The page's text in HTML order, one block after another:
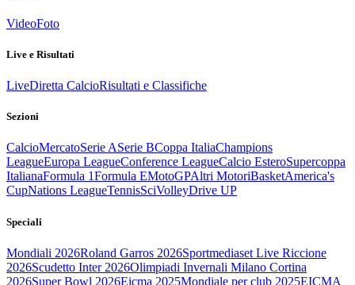
VideoFoto
Live e Risultati
LiveDiretta CalcioRisultati e Classifiche
Sezioni
CalcioMercatoSerie ASerie BCoppa ItaliaChampions
LeagueEuropa LeagueConference LeagueCalcio EsteroSupercoppa
ItalianaFormula 1Formula EMotoGPAltri MotoriBasketAmerica's
CupNations LeagueTennisSciVolleyDrive UP
Speciali
Mondiali 2026Roland Garros 2026Sportmediaset Live Riccione
2026Scudetto Inter 2026Olimpiadi Invernali Milano Cortina
2026Super Bowl 2026Eicma 2025Mondiale per club 2025EICMA